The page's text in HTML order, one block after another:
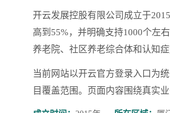
开云发展控股有限公司成立于
高到55%，并明确支持1000个左
养老院、社区养老综合体和认知
当前网站以开云官方登录入口为
目覆盖范围。页面内容围绕真实